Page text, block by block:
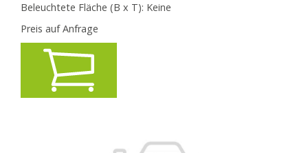
Beleuchtete Fläche (B x T): Keine
Preis auf Anfrage